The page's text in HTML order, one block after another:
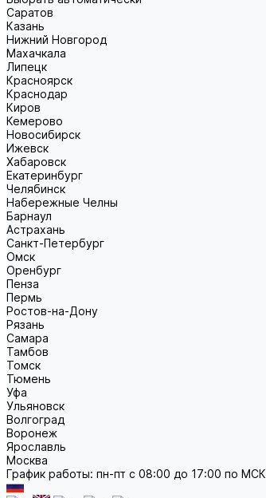
Саратов
Казань
Нижний Новгород
Махачкала
Липецк
Красноярск
Краснодар
Киров
Кемерово
Новосибирск
Ижевск
Хабаровск
Екатеринбург
Челябинск
Набережные Челны
Барнаул
Астрахань
Санкт-Петербург
Омск
Оренбург
Пенза
Пермь
Ростов-на-Дону
Рязань
Самара
Тамбов
Томск
Тюмень
Уфа
Ульяновск
Волгоград
Воронеж
Ярославль
Москва
График работы: пн-пт с 08:00 до 17:00 по МСК